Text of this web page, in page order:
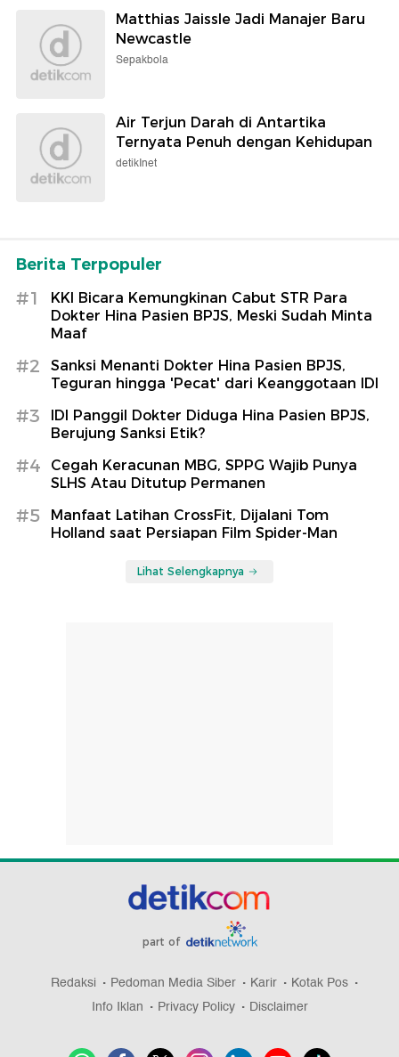
Matthias Jaissle Jadi Manajer Baru
Newcastle
Sepakbola
Air Terjun Darah di Antartika
Ternyata Penuh dengan Kehidupan
detikInet
Berita Terpopuler
#1
KKI Bicara Kemungkinan Cabut STR Para
Dokter Hina Pasien BPJS, Meski Sudah Minta
Maaf
#2
Sanksi Menanti Dokter Hina Pasien BPJS,
Teguran hingga 'Pecat' dari Keanggotaan IDI
#3
IDI Panggil Dokter Diduga Hina Pasien BPJS,
Berujung Sanksi Etik?
#4
Cegah Keracunan MBG, SPPG Wajib Punya
SLHS Atau Ditutup Permanen
#5
Manfaat Latihan CrossFit, Dijalani Tom
Holland saat Persiapan Film Spider-Man
Lihat Selengkapnya
part of
Redaksi Pedoman Media Siber Karir
Kotak Pos
Info Iklan
Privacy Policy Disclaimer